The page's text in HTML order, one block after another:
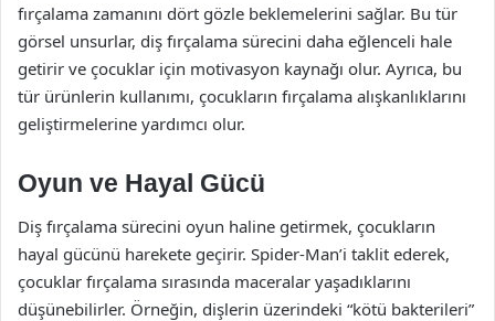
fırçalama zamanını dört gözle beklemelerini sağlar. Bu tür
görsel unsurlar, diş fırçalama sürecini daha eğlenceli hale
getirir ve çocuklar için motivasyon kaynağı olur. Ayrıca, bu
tür ürünlerin kullanımı, çocukların fırçalama alışkanlıklarını
geliştirmelerine yardımcı olur.
Oyun ve Hayal Gücü
Diş fırçalama sürecini oyun haline getirmek, çocukların
hayal gücünü harekete geçirir. Spider-Man’i taklit ederek,
çocuklar fırçalama sırasında maceralar yaşadıklarını
düşünebilirler. Örneğin, dişlerin üzerindeki “kötü bakterileri”